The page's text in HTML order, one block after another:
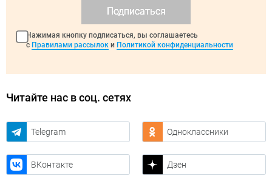
Подписаться
Нажимая кнопку подписаться, вы соглашаетесь
с Правилами рассылок и Политикой конфиденциальности
Читайте нас в соц. сетях
Telegram Одноклассники
ВКонтакте Дзен